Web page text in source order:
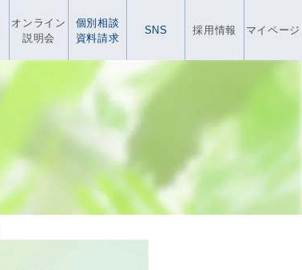
オンライン
説明会
個別相談
資料請求
SNS 採用情報 マイページ